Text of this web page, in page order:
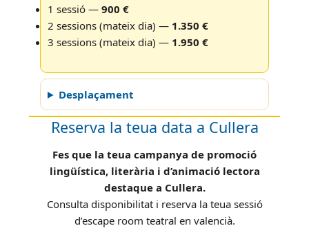
1 sessió — 900 €
2 sessions (mateix dia) — 1.350 €
3 sessions (mateix dia) — 1.950 €
Desplaçament
Reserva la teua data a Cullera
Fes que la teua campanya de promoció
lingüística, literària i d’animació lectora
destaque a Cullera.
Consulta disponibilitat i reserva la teua sessió
d’escape room teatral en valencià.